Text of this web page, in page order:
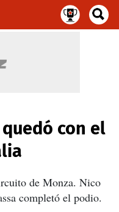
con el
de Monza. Nico
completó el podio.